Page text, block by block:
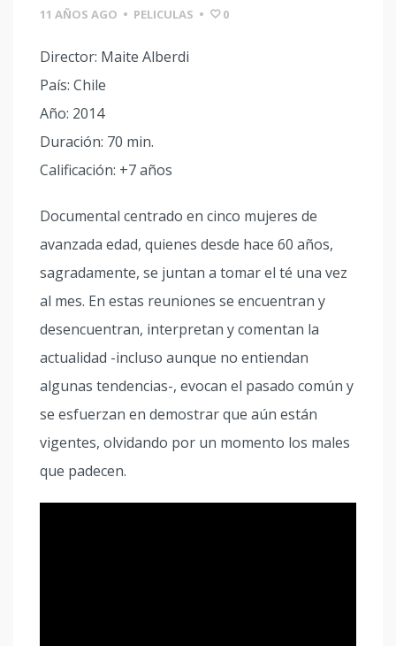
11 AÑOS AGO • PELICULAS • 0
Director: Maite Alberdi
País: Chile
Año: 2014
Duración: 70 min.
Calificación: +7 años
Documental centrado en cinco mujeres de
avanzada edad, quienes desde hace 60 años,
sagradamente, se juntan a tomar el té una vez
al mes. En estas reuniones se encuentran y
desencuentran, interpretan y comentan la
actualidad -incluso aunque no entiendan
algunas tendencias-, evocan el pasado común y
se esfuerzan en demostrar que aún están
vigentes, olvidando por un momento los males
que padecen.